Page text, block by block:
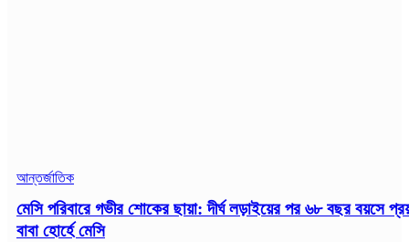
আন্তর্জাতিক
মেসি পরিবারে গভীর শোকের ছায়া: দীর্ঘ লড়াইয়ের পর ৬৮ বছর বয়সে
বাবা হোর্হে মেসি